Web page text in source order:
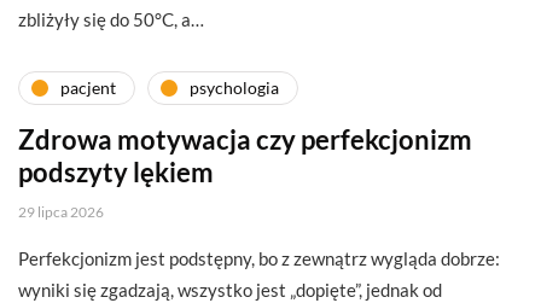
zbliżyły się do 50°C, a…
pacjent psychologia
Zdrowa motywacja czy perfekcjonizm
podszyty lękiem
29 lipca 2026
Perfekcjonizm jest podstępny, bo z zewnątrz wygląda dobrze:
wyniki się zgadzają, wszystko jest „dopięte”, jednak od